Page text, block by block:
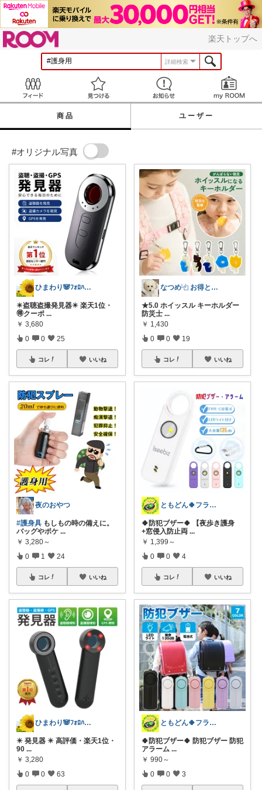
楽天トップへ
詳細検索
見つける お知らせ
商品 ユーザー
#オリジナル写真
ひまわり🐼ﾌｫﾛﾊﾞ100❤️感謝
✴️盗聴盗撮発見器✴️ 楽天1位・
🉐クーポ ...
￥ 3,680
0 0 25
コレ いいね
夜のおやつ
#護身具 もしもの時の備えに。
バッグやポケ ...
￥ 3,280～
0 1 24
コレ いいね
ひまわり🐼ﾌｫﾛﾊﾞ100❤️感謝
✴️ 発見器 ✴️ 高評価・楽天1位・
90 ...
￥ 3,280
0 0 63
なつめ⿻ お得と洗練アイテム探し🐾
★5.0 ホイッスル キーホルダー
防災士 ...
￥ 1,430
0 0 19
コレ いいね
ともどん🍀フライパン料理ある暮らし🍳
🍀防犯ブザー🍀 【夜歩き護身
+窓侵入防止両 ...
￥ 1,399～
0 0 4
コレ いいね
ともどん🍀フライパン料理ある暮らし🍳
🍀防犯ブザー🍀 防犯ブザー 防犯
アラーム ...
￥ 990～
0 0 3